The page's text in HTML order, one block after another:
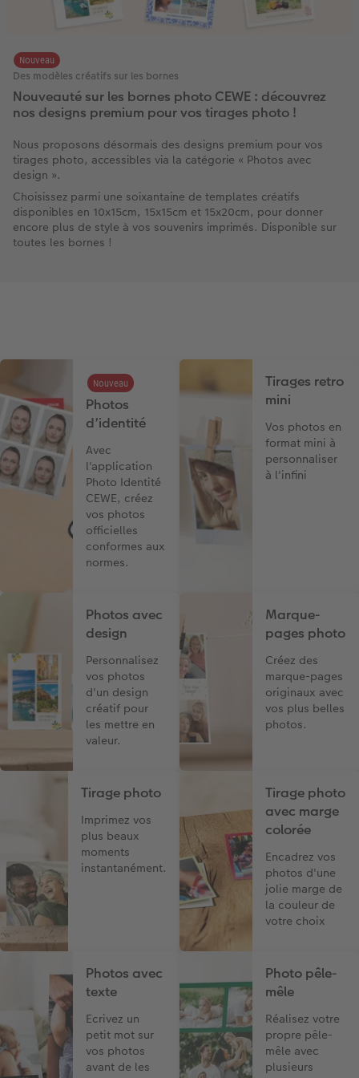
Nouveau
Des modèles créatifs sur les bornes
Nouveauté sur les bornes photo CEWE : découvrez
nos designs premium pour vos tirages photo !
Nous proposons désormais des designs premium pour vos
tirages photo, accessibles via la catégorie « Photos avec
design ».
Choisissez parmi une soixantaine de templates créatifs
disponibles en 10x15cm, 15x15cm et 15x20cm, pour donner
encore plus de style à vos souvenirs imprimés. Disponible sur
toutes les bornes !
Photos
d’identité
Avec
l'application
Photo Identité
CEWE, créez
vos photos
officielles
conformes aux
normes.
Nouveau
Tirages retro
mini
Vos photos en
format mini à
personnaliser
à l'infini
Photos avec
design
Personnalisez
vos photos
d'un design
créatif pour
les mettre en
valeur.
Marque-
pages photo
Créez des
marque-pages
originaux avec
vos plus belles
photos.
Tirage photo
Imprimez vos
plus beaux
moments
instantanément.
Tirage photo
avec marge
colorée
Encadrez vos
photos d'une
jolie marge de
la couleur de
votre choix
Photos avec
texte
Ecrivez un
petit mot sur
vos photos
avant de les
Photo pêle-
mêle
Réalisez votre
propre pêle-
mêle avec
plusieurs